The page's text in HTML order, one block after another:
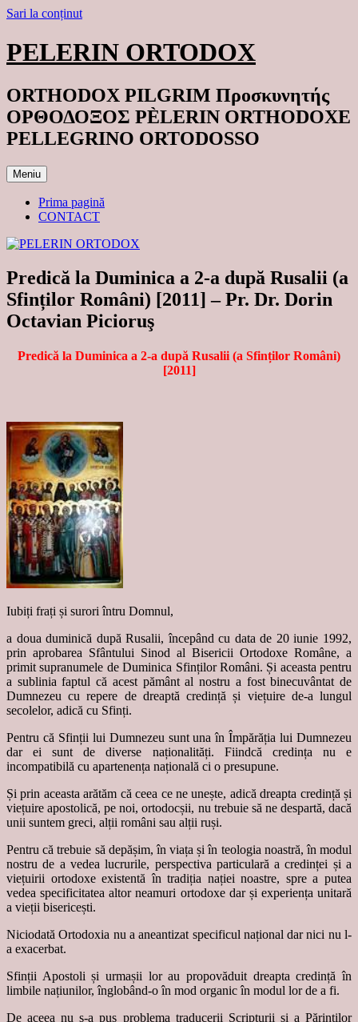
Sari la conținut
PELERIN ORTODOX
ORTHODOX PILGRIM Προσκυνητής
ΟΡΘΟΔΟΞΟΣ PÈLERIN ORTHODOXE
PELLEGRINO ORTODOSSO
Meniu
Prima pagină
CONTACT
Predică la Duminica a 2-a după Rusalii (a
Sfinților Români) [2011] – Pr. Dr. Dorin
Octavian Picioruş
Predică la Duminica a 2-a după Rusalii (a Sfinților Români)
[2011]
Iubiți frați și surori întru Domnul,
a doua duminică după Rusalii, începând cu data de 20 iunie 1992,
prin aprobarea Sfântului Sinod al Bisericii Ortodoxe Române, a
primit supranumele de Duminica Sfinților Români. Și aceasta pentru
a sublinia faptul că acest pământ al nostru a fost binecuvântat de
Dumnezeu cu repere de dreaptă credință și viețuire de-a lungul
secolelor, adică cu Sfinți.
Pentru că Sfinții lui Dumnezeu sunt una în Împărăția lui Dumnezeu
dar ei sunt de diverse naționalități. Fiindcă credința nu e
incompatibilă cu apartenența națională ci o presupune.
Și prin aceasta arătăm că ceea ce ne unește, adică dreapta credință și
viețuire apostolică, pe noi, ortodocșii, nu trebuie să ne despartă, dacă
unii suntem greci, alții români sau alții ruși.
Pentru că trebuie să depășim, în viața și în teologia noastră, în modul
nostru de a vedea lucrurile, perspectiva particulară a credinței și a
viețuirii ortodoxe existentă în tradiția nației noastre, spre a putea
vedea specificitatea altor neamuri ortodoxe dar și experiența unitară
a vieții bisericești.
Niciodată Ortodoxia nu a aneantizat specificul național dar nici nu l-
a exacerbat.
Sfinții Apostoli și urmașii lor au propovăduit dreapta credință în
limbile națiunilor, înglobând-o în mod organic în modul lor de a fi.
De aceea nu s-a pus problema traducerii Scripturii și a Părinților